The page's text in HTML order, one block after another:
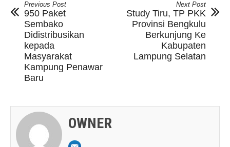
Previous Post
950 Paket
Sembako
Didistribusikan
kepada
Masyarakat
Kampung Penawar
Baru
Next Post
Study Tiru, TP PKK
Provinsi Bengkulu
Berkunjung Ke
Kabupaten
Lampung Selatan
OWNER